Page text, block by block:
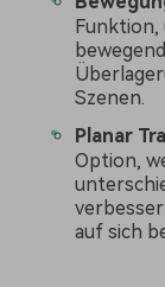
Funktion,
Szenen.
Planar
Option,
auf sich